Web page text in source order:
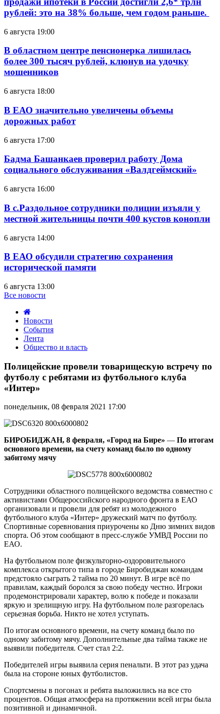
рублей: это на 38% больше, чем годом раньше.
6 августа 19:00
В областном центре пенсионерка лишилась
более 300 тысяч рублей, клюнув на удочку
мошенников
6 августа 18:00
В ЕАО значительно увеличены объемы
дорожных работ
6 августа 17:00
Бадма Башанкаев проверил работу Дома
социального обслуживания «Валдгеймский»
6 августа 16:00
В с.Раздольное сотрудники полиции изъяли у
местной жительницы почти 400 кустов конопли
6 августа 14:00
В ЕАО обсудили стратегию сохранения
исторической памяти
6 августа 13:00
Все новости
Новости
События
Лента
Общество и власть
провели
товарищескую
встречу
по
с
из
клуба
«Интер»
Полицейские провели товарищескую встречу по
футболу с ребятами из футбольного клуба
«Интер»
понедельник, 08 февраля 2021 17:00
БИРОБИДЖАН, 8 февраля, «Город на Бире» — По итогам
основного времени, на счету команд было по одному
забитому мячу
Сотрудники областного полицейского ведомства совместно с
активистами Общероссийского народного фронта в ЕАО
организовали и провели для ребят из молодежного
футбольного клуба «Интер» дружеский матч по футболу.
Спортивные соревнования приурочены ко Дню зимних видов
спорта. Об этом сообщают в пресс-службе УМВД России по
ЕАО.
На футбольном поле физкульторно-оздоровительного
комплекса открытого типа в городе Биробиджан командам
предстояло сыграть 2 тайма по 20 минут. В игре всё по
правилам, каждый боролся за свою победу честно. Игроки
продемонстрировали характер, волю к победе и показали
яркую и зрелищную игру. На футбольном поле разгорелась
серьезная борьба. Никто не хотел уступать.
По итогам основного времени, на счету команд было по
одному забитому мячу. Дополнительные два тайма также не
выявили победителя. Счет стал 2:2.
Победителей игры выявила серия пенальти. В этот раз удача
была на стороне юных футболистов.
Спортсмены в погонах и ребята выложились на все сто
процентов. Общая атмосфера на протяжении всей игры была
позитивной и динамичной.